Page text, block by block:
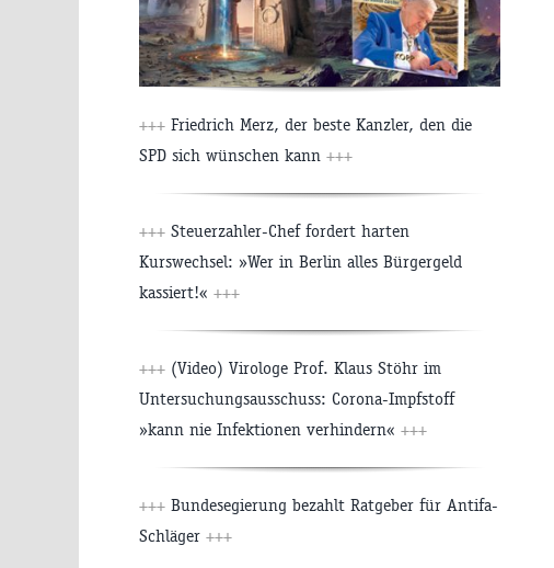
+++ Friedrich Merz, der beste Kanzler, den die
SPD sich wünschen kann +++
+++ Steuerzahler-Chef fordert harten
Kurswechsel: »Wer in Berlin alles Bürgergeld
kassiert!« +++
+++ (Video) Virologe Prof. Klaus Stöhr im
Untersuchungsausschuss: Corona-Impfstoff
»kann nie Infektionen verhindern« +++
+++ Bundesegierung bezahlt Ratgeber für Antifa-
Schläger +++